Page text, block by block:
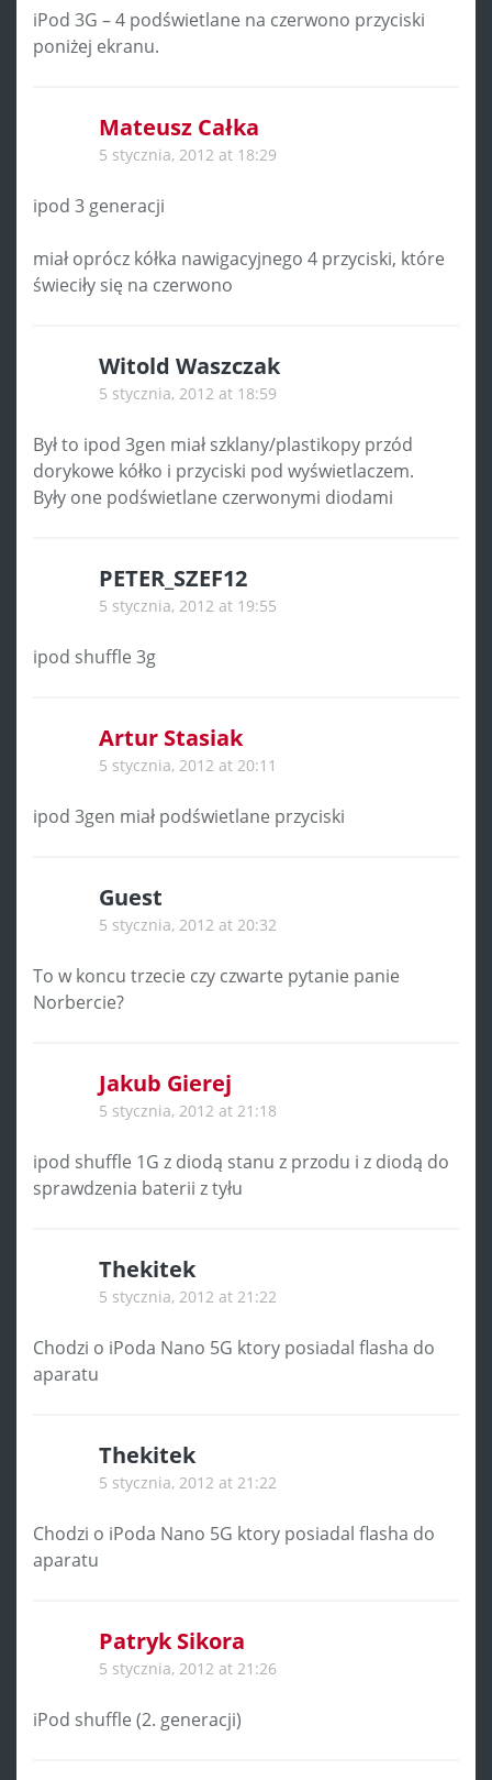
iPod 3G – 4 podświetlane na czerwono przyciski
poniżej ekranu.
Mateusz Całka
5 stycznia, 2012 at 18:29
ipod 3 generacji
miał oprócz kółka nawigacyjnego 4 przyciski, które
świeciły się na czerwono
Witold Waszczak
5 stycznia, 2012 at 18:59
Był to ipod 3gen miał szklany/plastikopy przód
dorykowe kółko i przyciski pod wyświetlaczem.
Były one podświetlane czerwonymi diodami
PETER_SZEF12
5 stycznia, 2012 at 19:55
ipod shuffle 3g
Artur Stasiak
5 stycznia, 2012 at 20:11
ipod 3gen miał podświetlane przyciski
Guest
5 stycznia, 2012 at 20:32
To w koncu trzecie czy czwarte pytanie panie
Norbercie?
Jakub Gierej
5 stycznia, 2012 at 21:18
ipod shuffle 1G z diodą stanu z przodu i z diodą do
sprawdzenia baterii z tyłu
Thekitek
5 stycznia, 2012 at 21:22
Chodzi o iPoda Nano 5G ktory posiadal flasha do
aparatu
Thekitek
5 stycznia, 2012 at 21:22
Chodzi o iPoda Nano 5G ktory posiadal flasha do
aparatu
Patryk Sikora
5 stycznia, 2012 at 21:26
iPod shuffle (2. generacji)